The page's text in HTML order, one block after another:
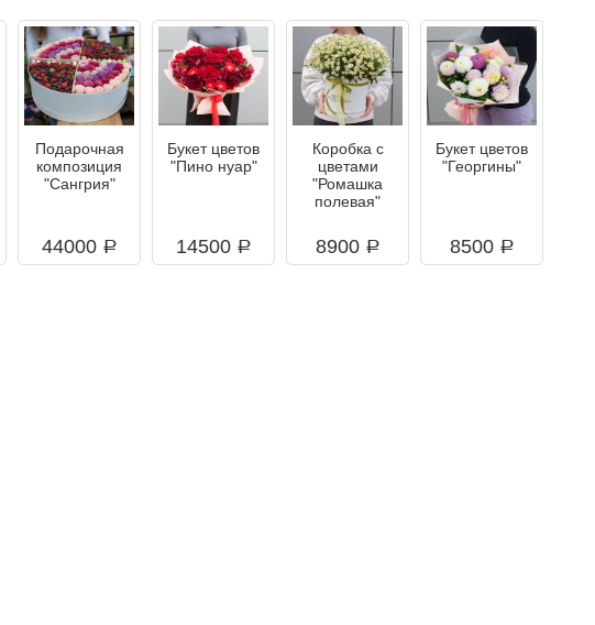
Подарочная
композиция
"Сангрия"
44000 a
Букет цветов
"Пино нуар"
14500 a
Коробка с
цветами
"Ромашка
полевая"
8900 a
Букет цветов
"Георгины"
8500 a